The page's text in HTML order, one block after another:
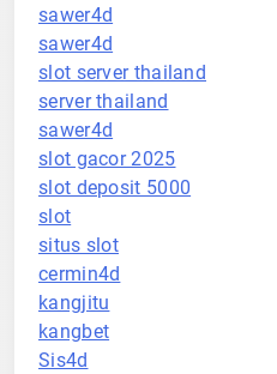
sawer4d
sawer4d
slot server thailand
server thailand
sawer4d
slot gacor 2025
slot deposit 5000
slot
situs slot
cermin4d
kangjitu
kangbet
Sis4d